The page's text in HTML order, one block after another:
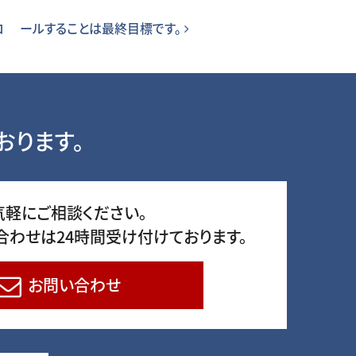
ールすることは最終目標です。
ます。
にご相談ください。
せは24時間受け付けております。
お問い合わせ